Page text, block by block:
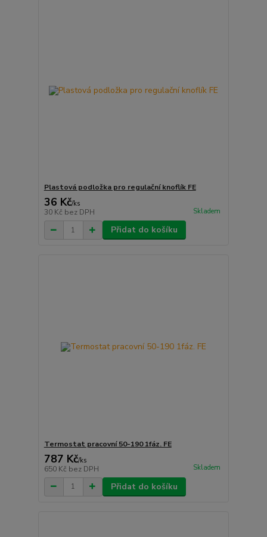
Plastová podložka pro regulační knoflík FE
36 Kč/ks
30 Kč bez DPH Skladem
Přidat do košíku
Termostat pracovní 50-190 1fáz. FE
787 Kč/ks
650 Kč bez DPH Skladem
Přidat do košíku